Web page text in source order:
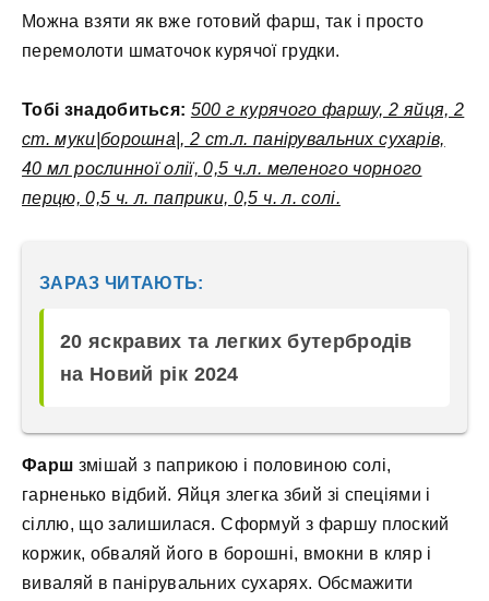
Можна взяти як вже готовий фарш, так і просто
перемолоти шматочок курячої грудки.
Тобі знадобиться: 500 г курячого фаршу, 2 яйця, 2
ст. муки|борошна|, 2 ст.л. панірувальних сухарів,
40 мл рослинної олії, 0,5 ч.л. меленого чорного
перцю, 0,5 ч. л. паприки, 0,5 ч. л. солі.
ЗАРАЗ ЧИТАЮТЬ:
20 яскравих та легких бутербродів
на Новий рік 2024
Фарш змішай з паприкою і половиною солі,
гарненько відбий. Яйця злегка збий зі спеціями і
сіллю, що залишилася. Сформуй з фаршу плоский
коржик, обваляй його в борошні, вмокни в кляр і
виваляй в панірувальних сухарях. Обсмажити